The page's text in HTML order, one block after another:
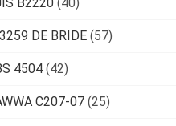
DE BRIDE (57)
4504 (42)
C207-07 (25)